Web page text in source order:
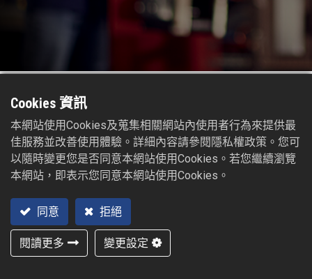
Cookies 資訊
本網站使用Cookies及蒐集相關網站內使用者行為來提供最
佳服務並改善使用體驗。詳細內容請參閱隱私權政策。您可
以隨時變更您是否同意本網站使用Cookies。若您繼續瀏覽
本網站，即表示您同意本網站使用Cookies。
同意 拒絕
閱讀更多 變更設定